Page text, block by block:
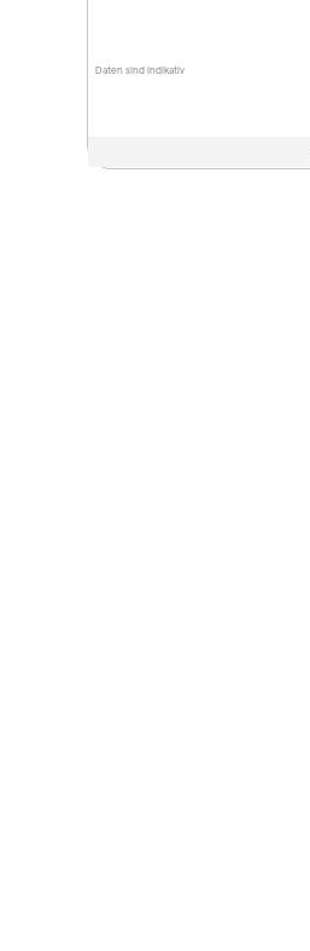
Daten sind indikativ